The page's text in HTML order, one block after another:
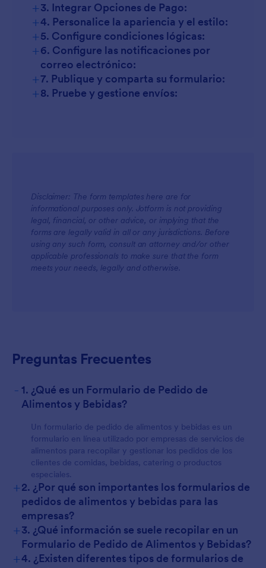
+3. Integrar Opciones de Pago:
+4. Personalice la apariencia y el estilo:
+5. Configure condiciones lógicas:
+6. Configure las notificaciones por
correo electrónico:
+7. Publique y comparta su formulario:
+8. Pruebe y gestione envíos:
Disclaimer: The form templates here are for
informational purposes only. Jotform is not providing
legal, financial, or other advice, or implying that the
forms are legally valid in all or any jurisdictions. Before
using any such form, consult an attorney and/or other
applicable professionals to make sure that the form
meets your needs, legally and otherwise.
Preguntas Frecuentes
- 1. ¿Qué es un Formulario de Pedido de
Alimentos y Bebidas?
Un formulario de pedido de alimentos y bebidas es un
formulario en línea utilizado por empresas de servicios de
alimentos para recopilar y gestionar los pedidos de los
clientes de comidas, bebidas, catering o productos
especiales.
+2. ¿Por qué son importantes los formularios de
pedidos de alimentos y bebidas para las
empresas?
+3. ¿Qué información se suele recopilar en un
Formulario de Pedido de Alimentos y Bebidas?
+4. ¿Existen diferentes tipos de formularios de